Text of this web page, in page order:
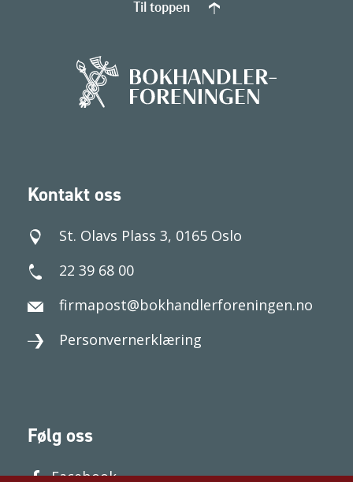
Kontakt oss
St. Olavs Plass 3, 0165 Oslo
22 39 68 00
firmapost@bokhandlerforeningen.no
Personvernerklæring
Følg oss
Facebook
Til toppen